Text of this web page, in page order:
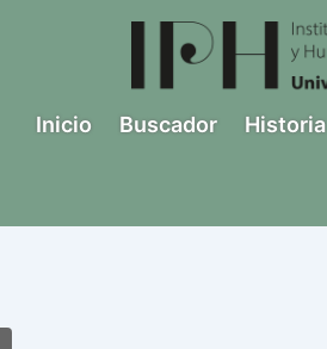
Inicio Buscador Historia